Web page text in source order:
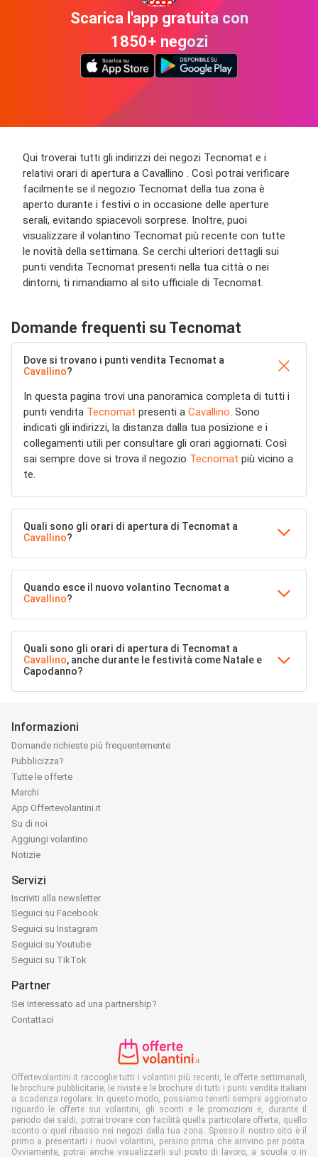
Scarica l'app gratuita con
1850+ negozi
Qui troverai tutti gli indirizzi dei negozi Tecnomat e i
relativi orari di apertura a Cavallino . Così potrai verificare
facilmente se il negozio Tecnomat della tua zona è
aperto durante i festivi o in occasione delle aperture
serali, evitando spiacevoli sorprese. Inoltre, puoi
visualizzare il volantino Tecnomat più recente con tutte
le novità della settimana. Se cerchi ulteriori dettagli sui
punti vendita Tecnomat presenti nella tua città o nei
dintorni, ti rimandiamo al sito ufficiale di Tecnomat.
Domande frequenti su Tecnomat
Dove si trovano i punti vendita Tecnomat a
Cavallino?
In questa pagina trovi una panoramica completa di tutti i
punti vendita Tecnomat presenti a Cavallino. Sono
indicati gli indirizzi, la distanza dalla tua posizione e i
collegamenti utili per consultare gli orari aggiornati. Così
sai sempre dove si trova il negozio Tecnomat più vicino a
te.
Quali sono gli orari di apertura di Tecnomat a
Cavallino?
Quando esce il nuovo volantino Tecnomat a
Cavallino?
Quali sono gli orari di apertura di Tecnomat a
Cavallino, anche durante le festività come Natale e
Capodanno?
Informazioni
Domande richieste più frequentemente
Pubblicizza?
Tutte le offerte
Marchi
App Offertevolantini.it
Su di noi
Aggiungi volantino
Notizie
Servizi
Iscriviti alla newsletter
Seguici su Facebook
Seguici su Instagram
Seguici su Youtube
Seguici su TikTok
Partner
Sei interessato ad una partnership?
Contattaci
Offertevolantini.it raccoglie tutti i volantini più recenti, le offerte settimanali,
le brochure pubblicitarie, le riviste e le brochure di tutti i punti vendita italiani
a scadenza regolare. In questo modo, possiamo tenerti sempre aggiornato
riguardo le offerte sui volantini, gli sconti e le promozioni e, durante il
periodo dei saldi, potrai trovare con facilità quella particolare offerta, quello
sconto o quel ribasso nei negozi della tua zona. Spesso il nostro sito è il
primo a presentarti i nuovi volantini, persino prima che arrivino per posta.
Ovviamente, potrai anche visualizzarli sul posto di lavoro, a scuola o in